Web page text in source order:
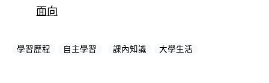
面向
學習歷程 自主學習 課內知識 大學生活